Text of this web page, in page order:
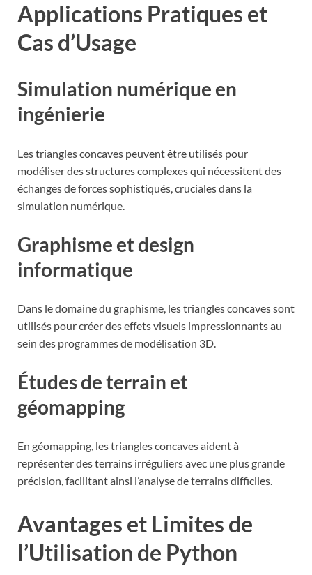
Applications Pratiques et
Cas d’Usage
Simulation numérique en
ingénierie
Les triangles concaves peuvent être utilisés pour
modéliser des structures complexes qui nécessitent des
échanges de forces sophistiqués, cruciales dans la
simulation numérique.
Graphisme et design
informatique
Dans le domaine du graphisme, les triangles concaves sont
utilisés pour créer des effets visuels impressionnants au
sein des programmes de modélisation 3D.
Études de terrain et
géomapping
En géomapping, les triangles concaves aident à
représenter des terrains irréguliers avec une plus grande
précision, facilitant ainsi l’analyse de terrains difficiles.
Avantages et Limites de
l’Utilisation de Python